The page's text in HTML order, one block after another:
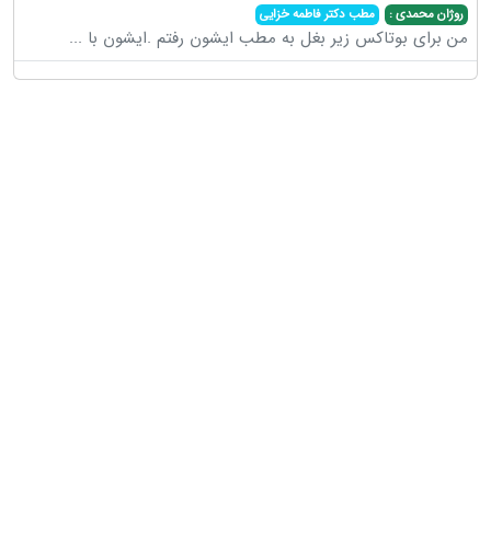
روژان محمدی : مطب دکتر فاطمه خزایی
من برای بوتاکس زیر بغل به مطب ایشون رفتم .ایشون با ...